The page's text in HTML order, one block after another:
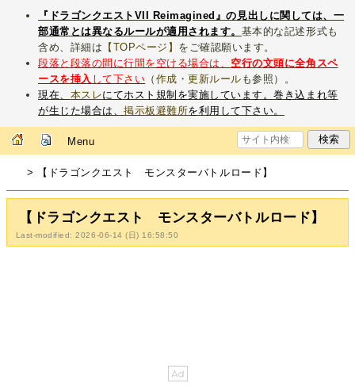
『ドラゴンクエストVII Reimagined』の見出しに関しては、一
部通常とは異なるルールが適用されます。 基本的な記述形式も
含め、詳細は 【TOPページ】 をご確認願います。
段落と段落の間に行間を空ける場合は、 空行の文頭に全角スペ
ースを挿入 して下さい （ 作成・更新ルール も参照）。
現在、 本スレにてホスト規制を実施しています。巻き込まれ等
が生じた場合は、掲示板避難所を利用して下さい。
Menu
> 【ドラゴンクエスト モンスターバトルロード】
【ドラゴンクエスト モンスターバトルロード】
Last-modified: 2026-06-14 (日) 16:58:50